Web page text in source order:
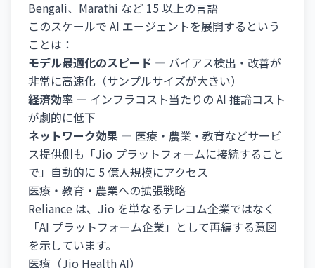
Bengali、Marathi など 15 以上の言語
このスケールで AI エージェントを展開するという
ことは：
モデル最適化のスピード — バイアス検出・改善が
非常に高速化（サンプルサイズが大きい）
経済効率 — インフラコスト当たりの AI 推論コスト
が劇的に低下
ネットワーク効果 — 医療・農業・教育などサービ
ス提供側も「Jio プラットフォームに接続すること
で」自動的に 5 億人規模にアクセス
医療・教育・農業への拡張戦略
Reliance は、Jio を単なるテレコム企業ではなく
「AI プラットフォーム企業」として再編する意図
を示しています。
医療（Jio Health AI）